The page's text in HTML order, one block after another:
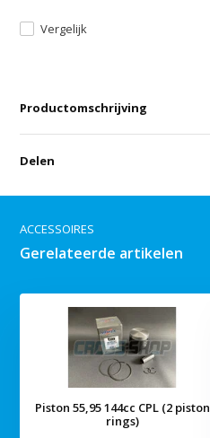
Vergelijk
Productomschrijving
Delen
ACCESSOIRES
Gerelateerde artikelen
Piston 55,95 144cc CPL (2 piston
rings)